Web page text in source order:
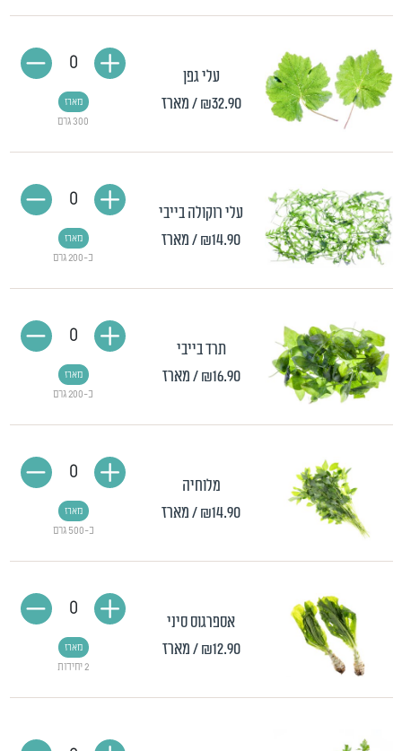
עלי גפן
₪32.90 / מארז
300 גרם
מארז
0
עלי רוקולה בייבי
₪14.90/ מארז
כ-200 גרם
מארז
0
תרד בייבי
₪16.90 / מארז
כ-200 גרם
מארז
0
מלוחיה
₪14.90/ מארז
כ-500 גרם
מארז
0
אספרגוס סיני
₪12.90 / מארז
2 יחידות
מארז
0